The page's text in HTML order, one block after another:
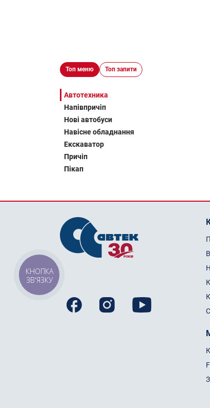
Топ меню Топ запити
Автотехника
Напівпричіп
Нові автобуси
Навісне обладнання
Екскаватор
Причіп
Пікап
КНОПКА
ЗВ'ЯЗКУ